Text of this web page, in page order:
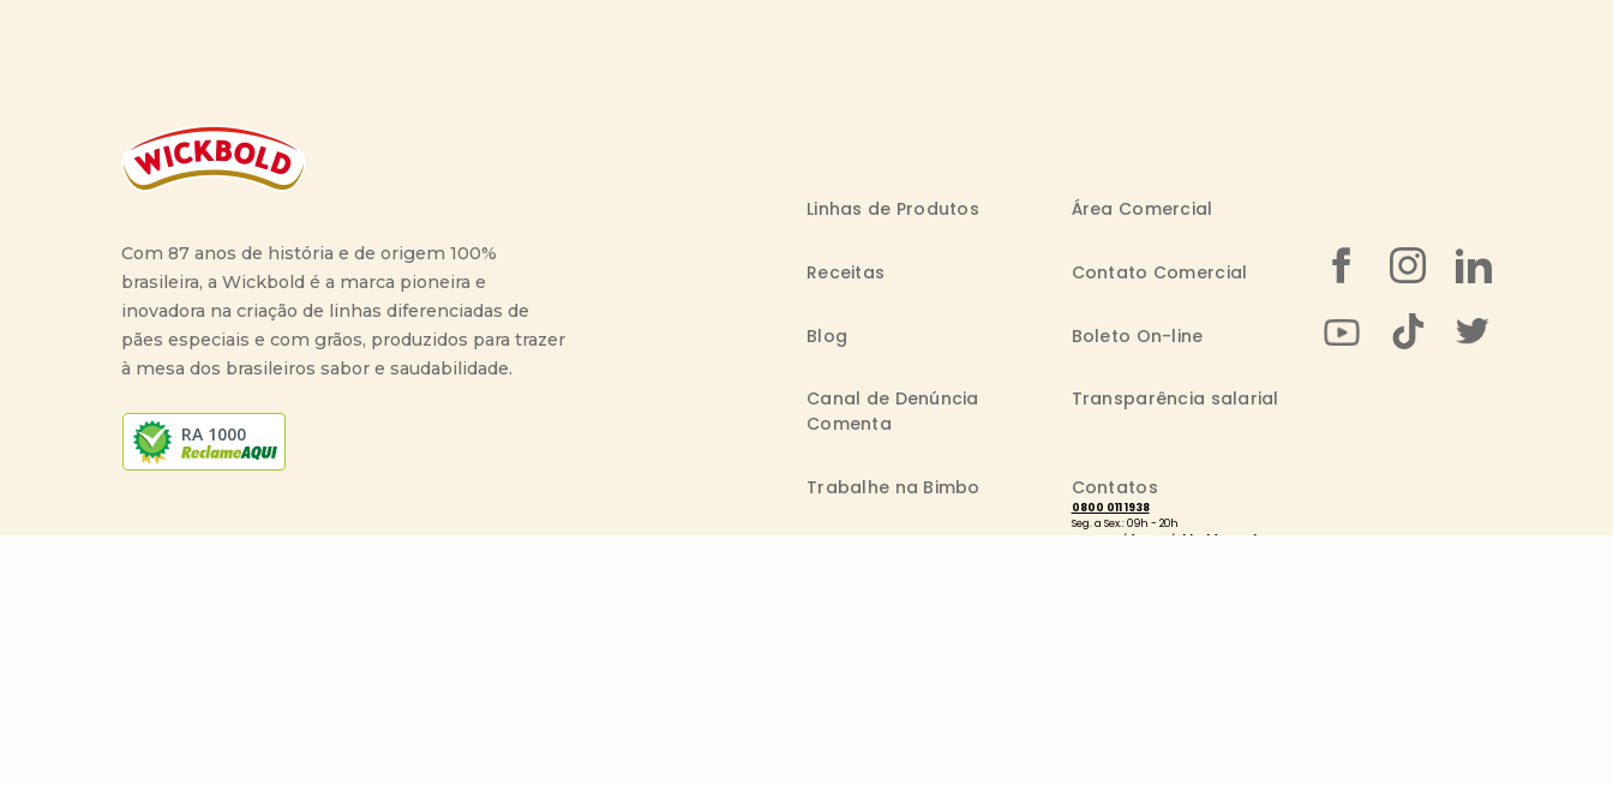
Com 87 anos de história e de origem 100%
brasileira, a Wickbold é a marca pioneira e
inovadora na criação de linhas diferenciadas de
pães especiais e com grãos, produzidos para trazer
à mesa dos brasileiros sabor e saudabilidade.
RA 1000
Linhas de Produtos Área Comercial
Receitas Contato Comercial
Blog Boleto On-line
Canal de Denúncia
Comenta
Transparência salarial
Trabalhe na Bimbo Contatos
0800 011 1938
Seg. a Sex.: 09h - 20h
consumidor@wickbold.com.br